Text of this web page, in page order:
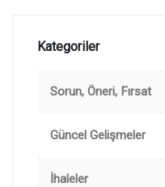
Kategoriler
Sorun, Öneri, Fırsat
Güncel Gelişmeler
İhaleler